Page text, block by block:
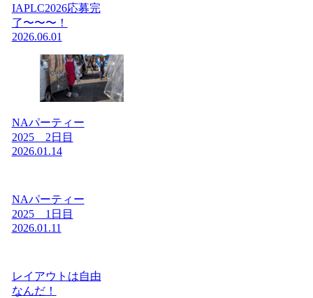
IAPLC2026応募完
了〜〜〜！
2026.06.01
NAパーティー
2025 2日目
2026.01.14
NAパーティー
2025 1日目
2026.01.11
レイアウトは自由
なんだ！